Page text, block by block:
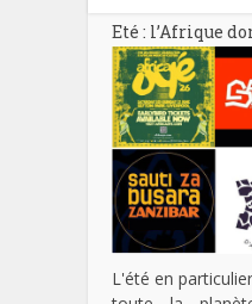
Eté : l’Afrique
L'été en